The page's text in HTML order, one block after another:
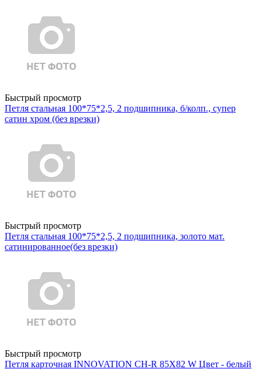
Быстрый просмотр
Петля стальная 100*75*2,5, 2 подшипника, б/колп., супер
сатин хром (без врезки)
Быстрый просмотр
Петля стальная 100*75*2,5, 2 подшипника, золото мат.
сатинированное(без врезки)
Быстрый просмотр
Петля карточная INNOVATION CH-R 85X82 W Цвет - белый